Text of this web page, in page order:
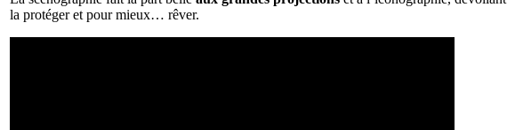
la protéger et pour mieux… rêver.